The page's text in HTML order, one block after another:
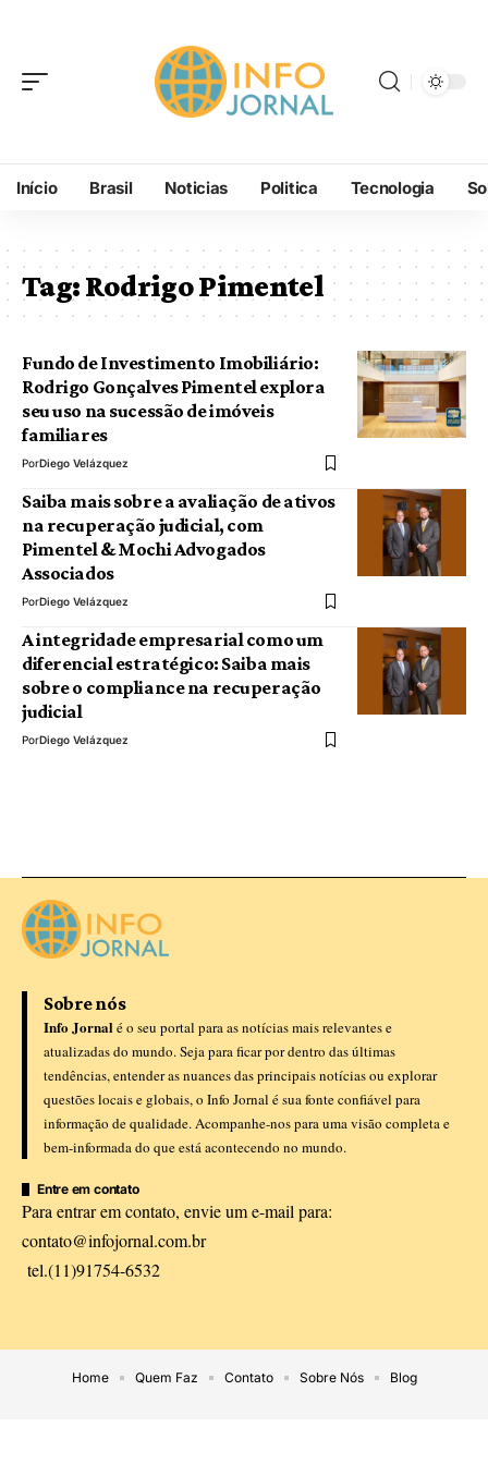
Início Brasil Noticias Politica Tecnologia
Tag:Rodrigo Pimentel
Fundo de Investimento Imobiliário:
Rodrigo Gonçalves Pimentel explora
seu uso na sucessão de imóveis
familiares
PorDiego Velázquez
Saiba mais sobre a avaliação de ativos
na recuperação judicial, com
Pimentel & Mochi Advogados
Associados
PorDiego Velázquez
A integridade empresarial como um
diferencial estratégico: Saiba mais
sobre o compliance na recuperação
judicial
PorDiego Velázquez
Sobre nós
Info Jornalé o seu portal para as notícias mais relevantes e
atualizadas do mundo. Seja para ficar por dentro das últimas
tendências, entender as nuances das principais notícias ou explorar
questões locais e globais, o Info Jornal é sua fonte confiável para
informação de qualidade. Acompanhe-nos para uma visão completa e
bem-informada do que está acontecendo no mundo.
Entre em contato
Para entrar em contato, envie um e-mail para:
contato@infojornal.com.br
tel.(11)91754-6532
Home Quem Faz Contato Sobre Nós Blog